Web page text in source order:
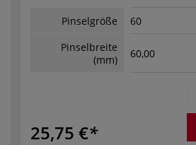
Pinselgröße
60
Pinselbreite
(mm)
60,00
25,75 €